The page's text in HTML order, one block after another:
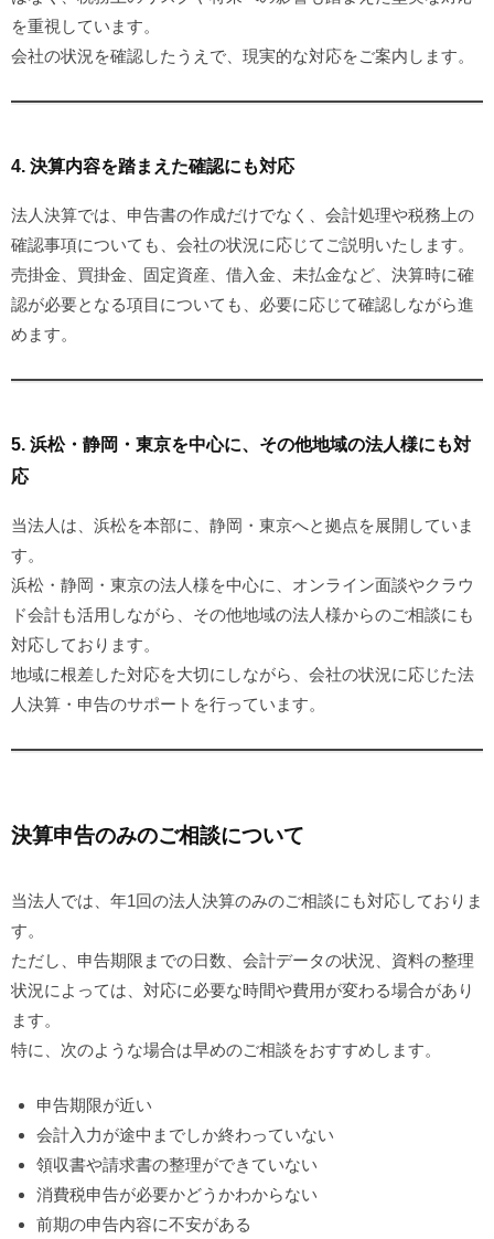
を重視しています。
会社の状況を確認したうえで、現実的な対応をご案内します。
4. 決算内容を踏まえた確認にも対応
法人決算では、申告書の作成だけでなく、会計処理や税務上の
確認事項についても、会社の状況に応じてご説明いたします。
売掛金、買掛金、固定資産、借入金、未払金など、決算時に確
認が必要となる項目についても、必要に応じて確認しながら進
めます。
5. 浜松・静岡・東京を中心に、その他地域の法人様にも対
応
当法人は、浜松を本部に、静岡・東京へと拠点を展開していま
す。
浜松・静岡・東京の法人様を中心に、オンライン面談やクラウ
ド会計も活用しながら、その他地域の法人様からのご相談にも
対応しております。
地域に根差した対応を大切にしながら、会社の状況に応じた法
人決算・申告のサポートを行っています。
決算申告のみのご相談について
当法人では、年1回の法人決算のみのご相談にも対応しておりま
す。
ただし、申告期限までの日数、会計データの状況、資料の整理
状況によっては、対応に必要な時間や費用が変わる場合があり
ます。
特に、次のような場合は早めのご相談をおすすめします。
申告期限が近い
会計入力が途中までしか終わっていない
領収書や請求書の整理ができていない
消費税申告が必要かどうかわからない
前期の申告内容に不安がある